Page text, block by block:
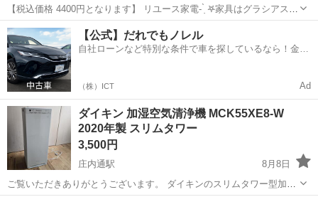
【税込価格 4400円となります】 リユース家電- ̗̀ 𖤐家具はグラシアスに
GO✰*。 動作確認ずみ 写真に写る物のみ。 傷汚れは中古品ですのでご
ざいますが個人的に見てそこまでの傷や汚れはございません。 詳しく
はお写真...
愛知 名古屋市 季節、空調家電
【公式】だれでもノレル
自社ローンなど特別な条件で車を探しているなら！金利
（株）ICT Ad
ダイキン 加湿空気清浄機 MCK55XE8-W
2020年製 スリムタワー
3,500円
庄内通駅
8月8日
ご覧いただきありがとうございます。 ダイキンのスリムタワー型加湿